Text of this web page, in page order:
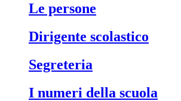
le persone
dirigente scolastico
segreteria
i numeri della scuola